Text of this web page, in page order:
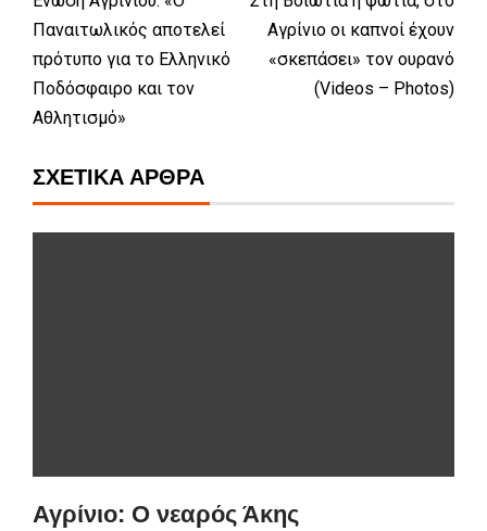
Παναιτωλικός αποτελεί
πρότυπο για το Ελληνικό
Ποδόσφαιρο και τον
Αθλητισμό»
Αγρίνιο οι καπνοί έχουν
«σκεπάσει» τον ουρανό
(Videos – Photos)
ΣΧΕΤΙΚΆ ΆΡΘΡΑ
Αγρίνιο: Ο νεαρός Άκης